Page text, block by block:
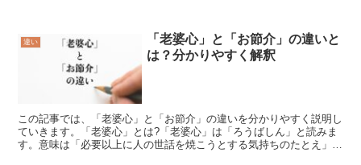
違い
「老婆心」と「お節介」の違いと
は？分かりやすく解釈
この記事では、「老婆心」と「お節介」の違いを分かりやすく説明し
ていきます。「老婆心」とは?「老婆心」は「ろうばしん」と読みま
す。意味は「必要以上に人の世話を焼こうとする気持ちのたとえ」で